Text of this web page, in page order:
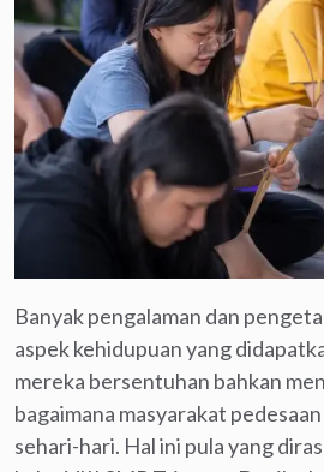
Banyak pengalaman dan
aspek kehidupuan yang
mereka bersentuhan bahkan
bagaimana masyarakat
sehari-hari. Hal ini pula yang